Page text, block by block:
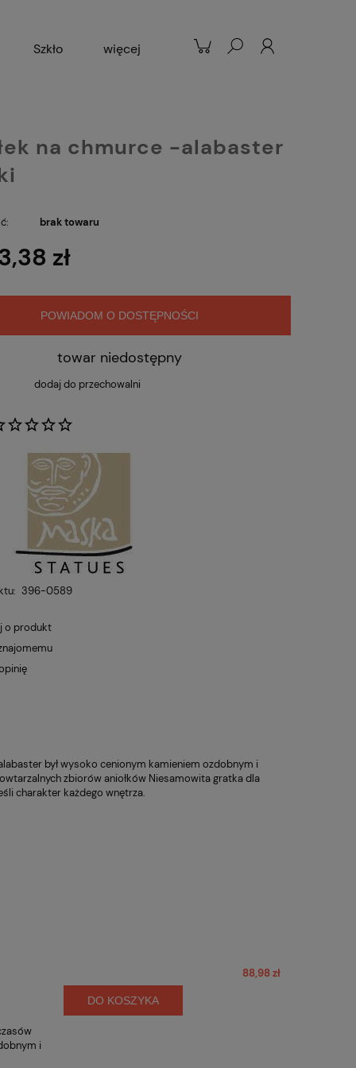
Szkło więcej
na chmurce -alabaster
brak towaru
zł
POWIADOM O DOSTĘPNOŚCI
towar niedostępny
dodaj do przechowalni
396-0589
o produkt
był wysoko cenionym kamieniem ozdobnym i
zbiorów aniołków Niesamowita gratka dla
charakter każdego wnętrza.
i
88,98 zł
DO KOSZYKA